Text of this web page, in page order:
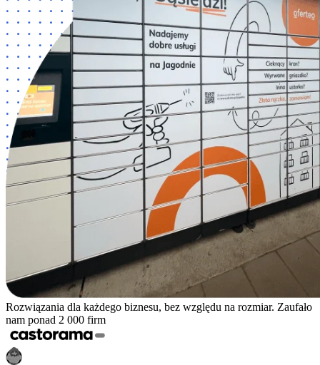
Rozwiązania dla każdego biznesu, bez względu na rozmiar. Zaufało
nam ponad 2 000 firm